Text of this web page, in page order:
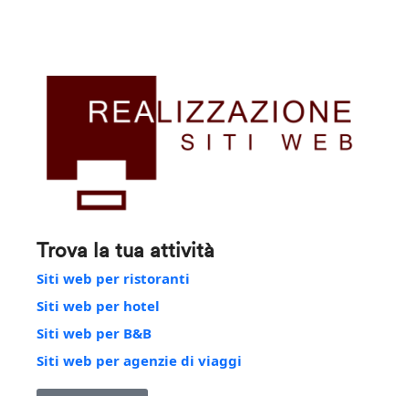
Trova la tua attività
Siti web per ristoranti
Siti web per hotel
Siti web per B&B
Siti web per agenzie di viaggi